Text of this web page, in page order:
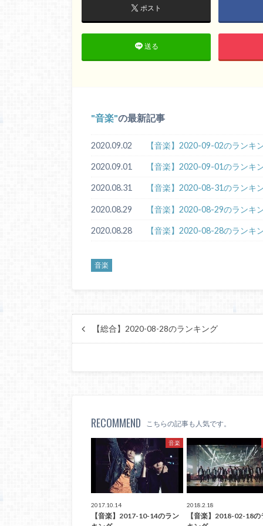
ポスト
送る
音楽 の最新記事
2020.09.02 【音楽】2020-09-02のランキ
2020.09.01 【音楽】2020-09-01のランキ
2020.08.31 【音楽】2020-08-31のランキ
2020.08.29 【音楽】2020-08-29のランキ
2020.08.28 【音楽】2020-08-28のランキ
音楽
【総合】2020-08-28のランキング
RECOMMEND こちらの記事も人気です。
音楽
2017.10.14
【音楽】2017-10-14のラン
2018.2.18
【音楽】2018-02-18の